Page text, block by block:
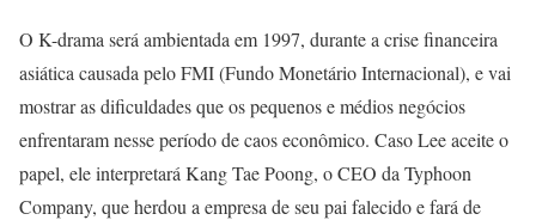
O K-drama será ambientada em 1997, durante a crise financeira
asiática causada pelo FMI (Fundo Monetário Internacional), e vai
mostrar as dificuldades que os pequenos e médios negócios
enfrentaram nesse período de caos econômico. Caso Lee aceite o
papel, ele interpretará Kang Tae Poong, o CEO da Typhoon
Company, que herdou a empresa de seu pai falecido e fará de